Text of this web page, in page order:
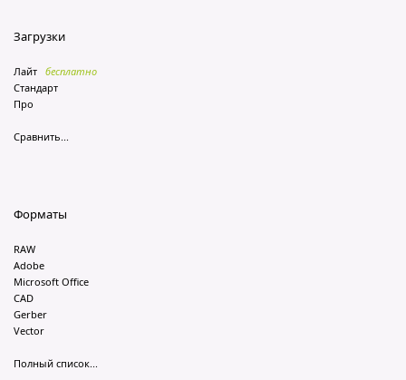
Загрузки
Лайт бесплатно
Стандарт
Про
Сравнить...
Форматы
RAW
Adobe
Microsoft Office
CAD
Gerber
Vector
Полный список...